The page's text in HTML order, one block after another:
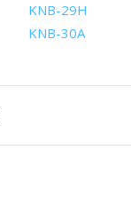
KNB-29H
KNB-30A